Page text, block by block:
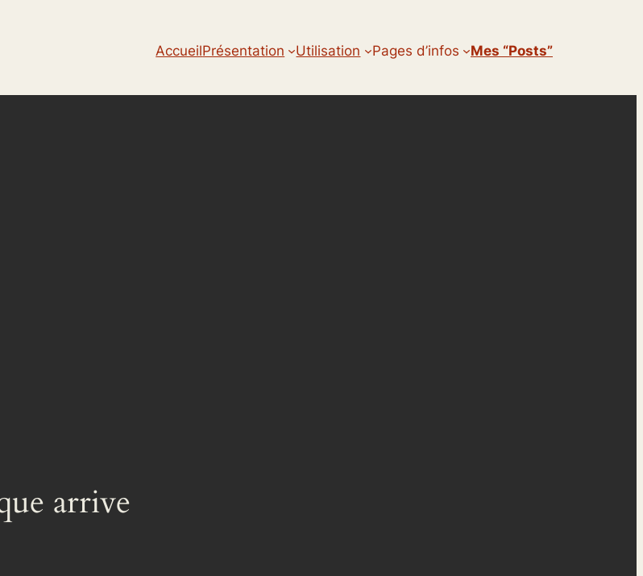
AccueilPrésentation Utilisation Pages d’infos Mes “posts”
arrive